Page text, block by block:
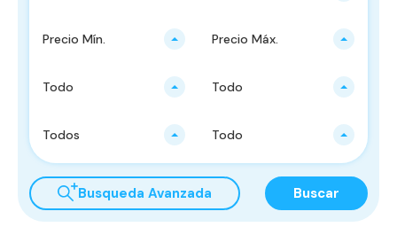
Precio Mín. Precio Máx.
Todo Todo
Todos Todo
Busqueda Avanzada Buscar